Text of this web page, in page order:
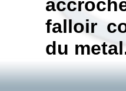
falloir
du